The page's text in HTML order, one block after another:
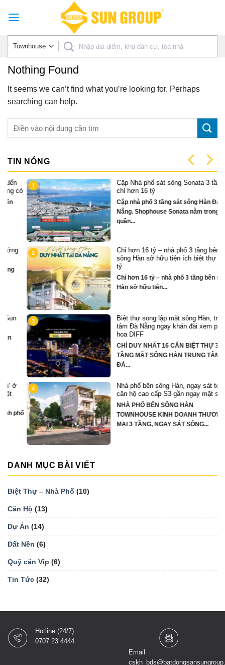
Nothing Found
It seems we can’t find what you’re looking for. Perhaps
searching can help.
TIN NÓNG
1
Cặp Nhà phố sát sông Sonata 3 tầng
chỉ hơn 16 tỷ
Cặp nhà phố 3 tầng sát sông Hàn Đà
Nẵng. Shophouse Sonata nằm trong
quần...
2
Chỉ hơn 16 tỷ – nhà phố 3 tầng bên
sông Hàn sở hữu tiện ích biệt thự trăm
tỷ
Chỉ hơn 16 tỷ – nhà phố 3 tầng bên sông
Hàn sở hữu tiện...
3
Biệt thự song lập mặt sông Hàn, trung
tâm Đà Nẵng ngay khán đài xem pháo
hoa DIFF
CHỈ DUY NHẤT 16 CĂN BIỆT THỰ 3
TẦNG MẶT SÔNG HÀN TRUNG TÂM
ĐÀ...
4
Nhà phố bên sông Hàn, ngay sát toà
căn hộ cao cấp S3 gần ngay mặt sông
NHÀ PHỐ BÊN SÔNG HÀN
TOWNHOUSE KINH DOANH THƯƠNG
MẠI 3 TẦNG, NGAY SÁT SÔNG...
DANH MỤC BÀI VIẾT
Biệt Thự – Nhà Phố (10)
Căn Hộ (13)
Dự Án (14)
Đất Nền (6)
Quỹ căn Vip (6)
Tin Tức (32)
Hotline (24/7)
0707.23.4444
Email